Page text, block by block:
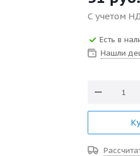
С учетом
Есть в
Нашли